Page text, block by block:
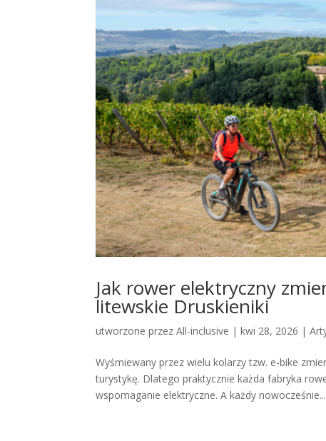
Jak rower elektryczny
litewskie Druskieniki
utworzone przezAll-inclusive |kwi 28, 2026 |
Wyśmiewany przez wielu kolarzy tzw. e-bike
turystykę. Dlatego praktycznie każda fabryka
wspomaganie elektryczne. A każdy nowocześnie...